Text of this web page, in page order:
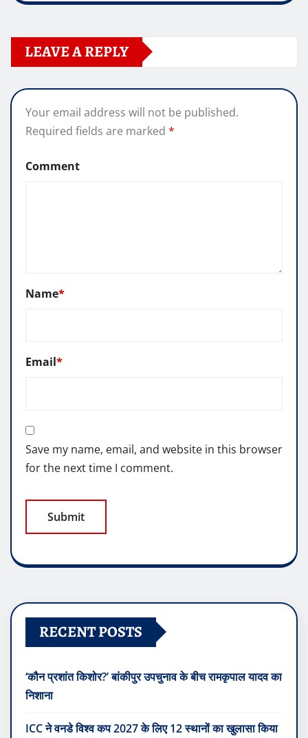
LEAVE A REPLY
Your email address will not be published.
Required fields are marked *
Comment
Name*
Email*
Save my name, email, and website in this browser
for the next time I comment.
RECENT POSTS
‘कौन प्रशांत किशोर?’ बांकीपुर उपचुनाव के बीच रामकृपाल यादव का
निशाना
ICC ने वनडे विश्व कप 2027 के लिए 12 स्थानों का खुलासा किया